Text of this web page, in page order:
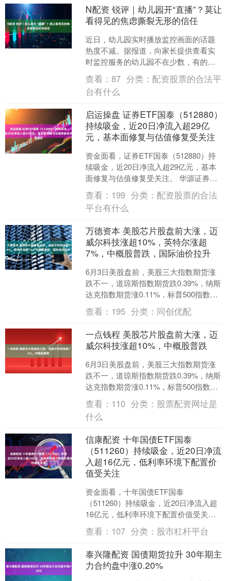
N配资 锐评｜幼儿园开“直播”？莫让
看得见的焦虑撕裂无形的信任
近日，幼儿园实时播放监控画面的话题
热度不减。据报道，向家长提供查看实
时监控服务的幼儿园不在少数，有的甚
至将此“亮点”作为一大招生优势。可当镜
头对准孩子和老师的一....
查看：87 分类： 配资股票的合法平
台有什么
启运操盘 证券ETF国泰（512880）
持续吸金，近20日净流入超29亿
元，基本面修复与估值修复受关注
资金面看，证券ETF国泰（512880）持
续吸金，近20日净流入超29亿元，基本
面修复与估值修复受关注。 华源证券指
出，证券行业5月A股日均股基成交额为
3.69....
查看： 199 分类： 配资股票的合法
平台有什么
万德资本 美股芯片股盘前大涨，迈
威尔科技涨超10%，英特尔涨超
7%，中概股普跌，国际油价拉升
6月3日美股盘前，美股三大指数期货涨
跌不一，道琼斯指数期货跌0.39%，纳斯
达克指数期货涨0.11%，标普500指数期
货跌0.14%。 大型科技股盘前普跌，特
斯....
查看： 195 分类： 同创优配
一点钱程 美股芯片股盘前大涨，迈
威尔科技涨超10%，中概股普跌
6月3日美股盘前，美股三大指数期货涨
跌不一，道琼斯指数期货跌0.39%，纳斯
达克指数期货涨0.11%，标普500指数期
货跌0.14%。 大型科技股盘前普跌，特
斯....
查看： 110 分类： 股票配资网址是
什么
信康配资 十年国债ETF国泰
（511260）持续吸金，近20日净流
入超16亿元，低利率环境下配置价
值受关注
资金面看，十年国债ETF国泰
（511260）持续吸金，近20日净流入超
16亿元，低利率环境下配置价值受关
注。 华创证券指出，2026年5月，国债收
益率整体震荡下....
查看： 107 分类： 股市杠杆平台
泰兴隆配资 国债期货拉升 30年期主
力合约盘中涨0.20%